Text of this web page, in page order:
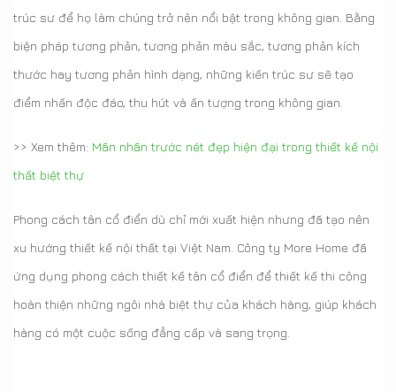
trúc sư để họ làm chúng trở nên nổi bật trong không gian. Bằng
biện pháp tương phản, tương phản màu sắc, tương phản kích
thước hay tương phản hình dạng, những kiến trúc sư sẽ tạo
điểm nhấn độc đáo, thu hút và ấn tượng trong không gian.
>> Xem thêm: Mãn nhãn trước nét đẹp hiện đại trong thiết kế nội
thất biệt thự
Phong cách tân cổ điển dù chỉ mới xuất hiện nhưng đã tạo nên
xu hướng thiết kế nội thất tại Việt Nam. Công ty More Home đã
ứng dụng phong cách thiết kế tân cổ điển để thiết kế thi công
hoàn thiện những ngôi nhà biệt thự của khách hàng, giúp khách
hàng có một cuộc sống đẳng cấp và sang trọng.